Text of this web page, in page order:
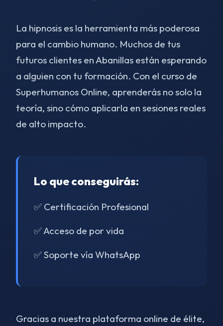
La hipnosis es la herramienta más poderosa
para el cambio humano. Muchos de tus
futuros clientes en Abanillas están esperando
a alguien con tu formación. Con el curso de
Superhumanos Online, aprenderás no solo la
teoría, sino cómo aplicarla en sesiones reales
de alto impacto.
Lo que conseguirás:
✅ Certificación Profesional
✅ Acceso de por vida
✅ Soporte vía WhatsApp
Gracias a nuestra plataforma online de élite,